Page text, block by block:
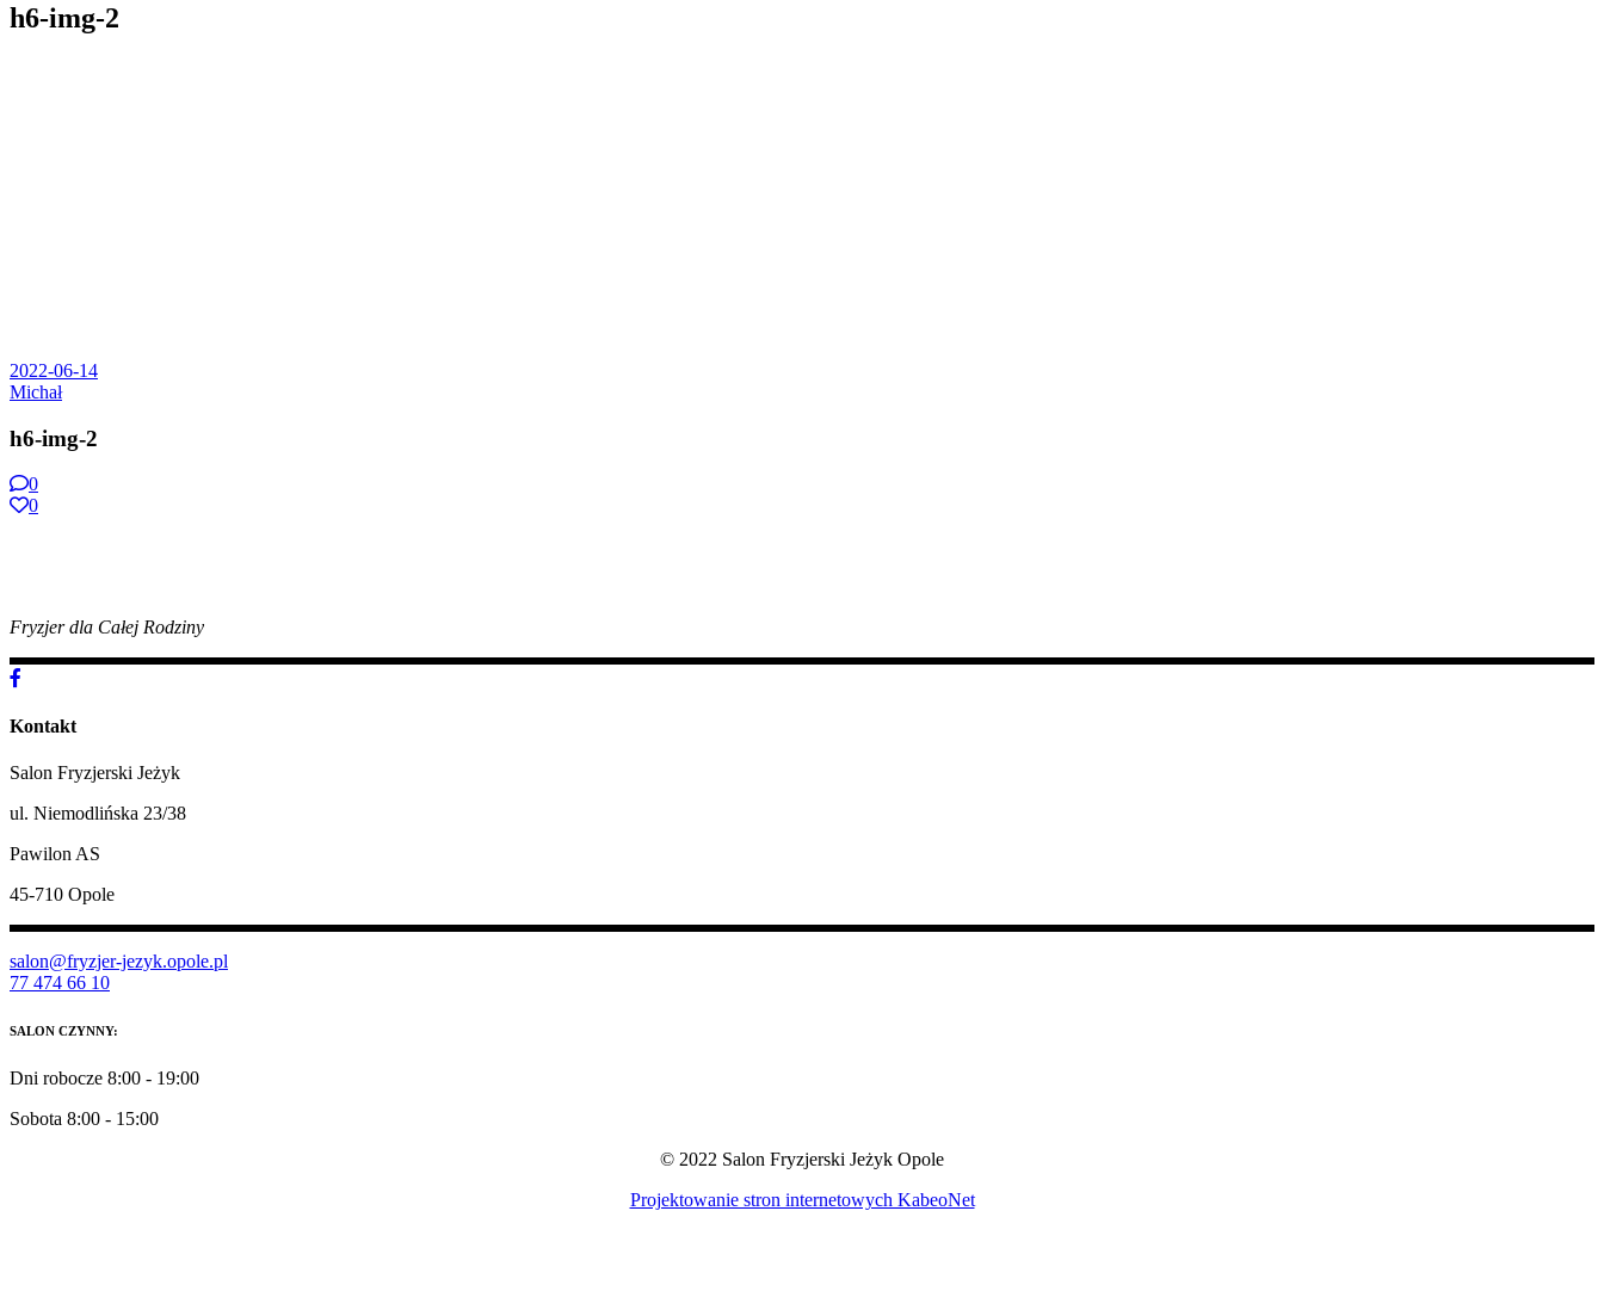
h6-img-2
2022-06-14
Michał
h6-img-2
0
0
Fryzjer dla Całej Rodziny
Kontakt
Salon Fryzjerski Jeżyk
ul. Niemodlińska 23/38
Pawilon AS
45-710 Opole
salon@fryzjer-jezyk.opole.pl
77 474 66 10
SALON CZYNNY:
Dni robocze 8:00 - 19:00
Sobota 8:00 - 15:00
© 2022 Salon Fryzjerski Jeżyk Opole
Projektowanie stron internetowych KabeoNet